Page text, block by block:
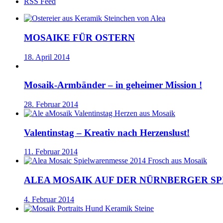
MOSAIKE FÜR OSTERN
18. April 2014
Mosaik-Armbänder – in geheimer Mission !
28. Februar 2014
Valentinstag – Kreativ nach Herzenslust!
11. Februar 2014
ALEA MOSAIK AUF DER NÜRNBERGER
4. Februar 2014